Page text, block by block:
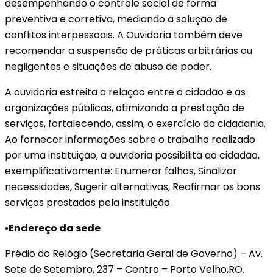
desempenhando o controle social de forma
preventiva e corretiva, mediando a solução de
conflitos interpessoais. A Ouvidoria também deve
recomendar a suspensão de práticas arbitrárias ou
negligentes e situações de abuso de poder.
A ouvidoria estreita a relação entre o cidadão e as
organizações públicas, otimizando a prestação de
serviços, fortalecendo, assim, o exercício da cidadania.
Ao fornecer informações sobre o trabalho realizado
por uma instituição, a ouvidoria possibilita ao cidadão,
exemplificativamente: Enumerar falhas, Sinalizar
necessidades, Sugerir alternativas, Reafirmar os bons
serviços prestados pela instituição.
•Endereço da sede
Prédio do Relógio (Secretaria Geral de Governo) – Av.
Sete de Setembro, 237 – Centro – Porto Velho,RO.